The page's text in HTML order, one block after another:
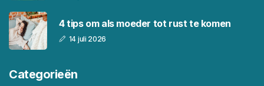
4 tips om als moeder tot rust te komen
14 juli 2026
Categorieën